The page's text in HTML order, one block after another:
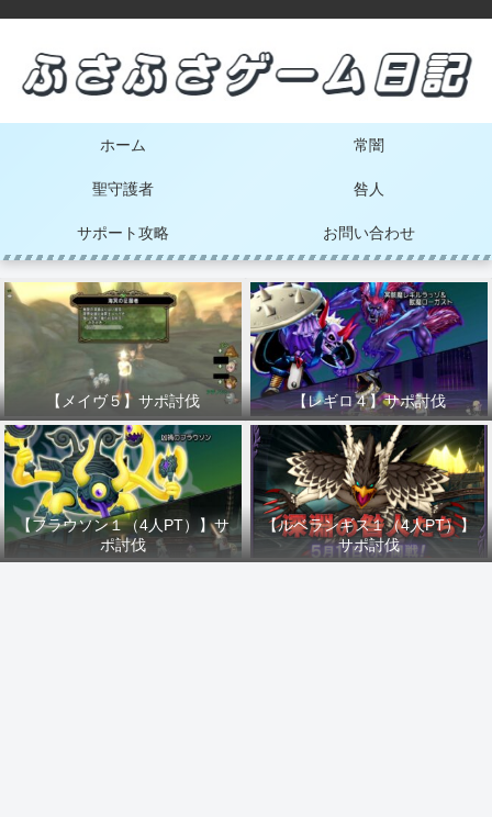
ホーム 常闇
聖守護者 咎人
サポート攻略 お問い合わせ
【メイヴ５】サポ討伐 【レギロ４】サポ討伐
【フラウソン１（4人PT）】サ
ポ討伐
【ルベランギス１（4人PT）】
サポ討伐